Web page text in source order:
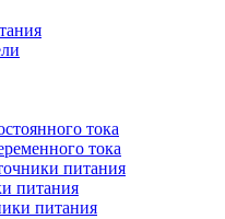
тока
тока
питания
питания
питания